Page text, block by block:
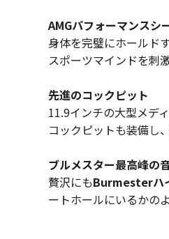
AMGパフォーマンスシ
身体を完璧にホールド
スポーツマインドを刺激
先進のコックピット
11.9インチの大型メデ
コックピットも装備し
ブルメスター最高峰の
贅沢にもBurmesterハ
ートホールにいるかの